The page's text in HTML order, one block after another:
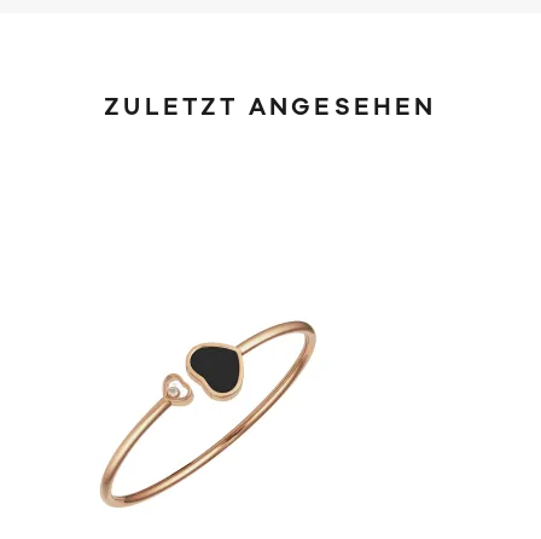
ZULETZT ANGESEHEN